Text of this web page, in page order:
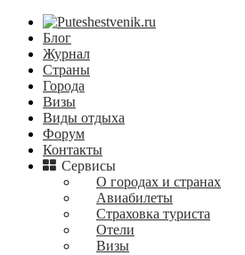
Блог
Журнал
Страны
Города
Визы
Виды отдыха
Форум
Контакты
Сервисы
О городах и странах
Авиабилеты
Страховка туриста
Отели
Визы